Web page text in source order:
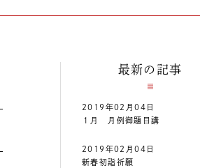
最新の記事
2019年02月04日
１月 月例御題目講
2019年02月04日
新春初詣祈願